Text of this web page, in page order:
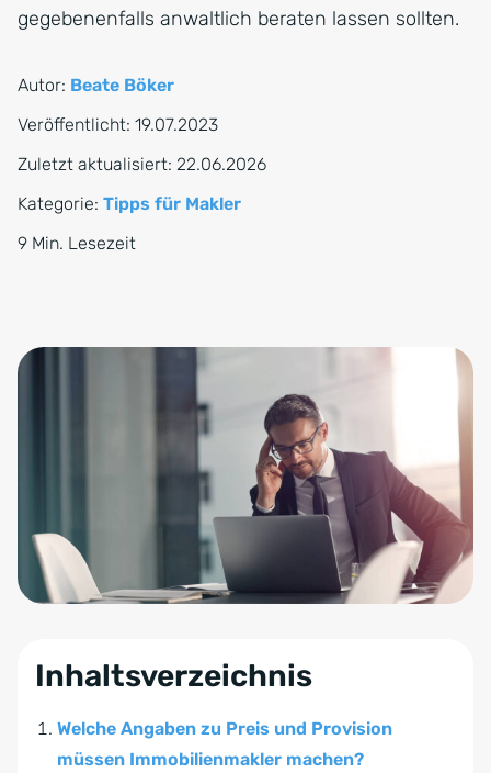
gegebenenfalls anwaltlich beraten lassen sollten.
Autor: Beate Böker
Veröffentlicht: 19.07.2023
Zuletzt aktualisiert: 22.06.2026
Kategorie: Tipps für Makler
9 Min. Lesezeit
Inhaltsverzeichnis
Welche Angaben zu Preis und Provision
müssen Immobilienmakler machen?